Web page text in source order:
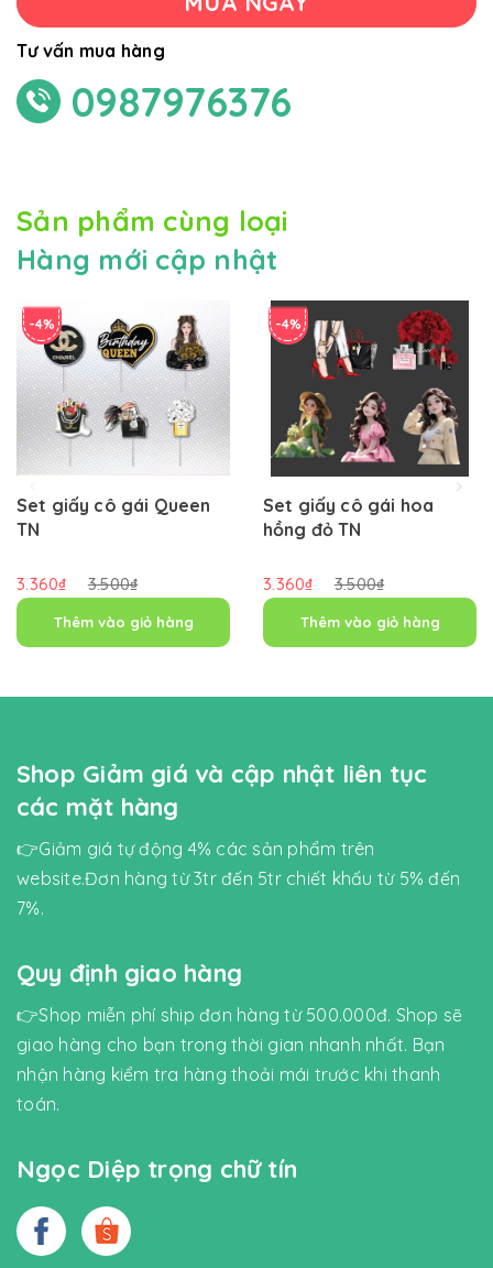
Tư vấn mua hàng
0987976376
Sản phẩm cùng loại
Hàng mới cập nhật
-4%
Set giấy cô gái Queen
TN
3.360₫ 3.500₫
Thêm vào giỏ hàng
-4%
Set giấy cô gái hoa
hồng đỏ TN
3.360₫ 3.500₫
Thêm vào giỏ hàng
Shop Giảm giá và cập nhật liên tục
các mặt hàng
👉Giảm giá tự động 4% các sản phẩm trên
website.Đơn hàng từ 3tr đến 5tr chiết khấu từ 5% đến
7%.
Quy định giao hàng
👉Shop miễn phí ship đơn hàng từ 500.000đ. Shop sẽ
giao hàng cho bạn trong thời gian nhanh nhất. Bạn
nhận hàng kiểm tra hàng thoải mái trước khi thanh
toán.
Ngọc Diệp trọng chữ tín